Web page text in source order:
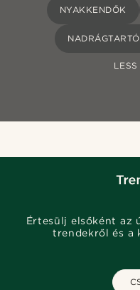
NYAKKENDŐK
Értesülj elsőként az
trendekről és a